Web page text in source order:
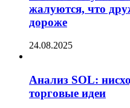
жалуются, что
дороже
24.08.2025
Анализ SOL:
торговые идеи